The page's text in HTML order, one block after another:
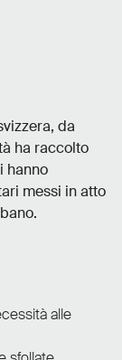
da
ha raccolto
hanno
messi in atto
alle